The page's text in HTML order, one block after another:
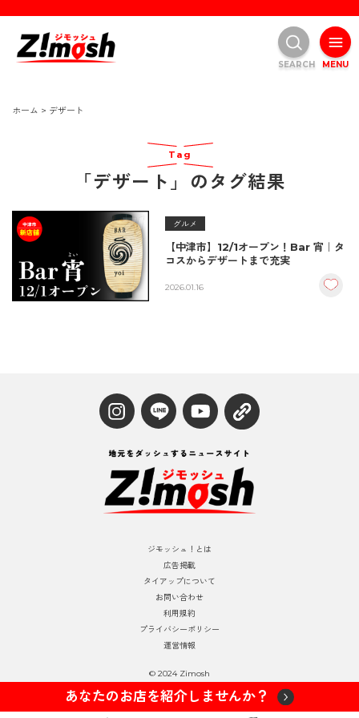
ホーム > デザート
Tag
「デザート」のタグ結果
グルメ
【中津市】12/1オープン！Bar 宵｜タ
コスからデザートまで充実
2026.01.16
ジモッシュ！とは
広告掲載
タイアップについて
お問い合わせ
利用規約
プライバシーポリシー
運営情報
© 2024 Zimosh
あなたのお店を紹介しませんか？
MENU
SEARCH